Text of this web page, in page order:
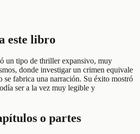
este libro
un tipo de thriller expansivo, muy
donde investigar un crimen equivale
se fabrica una narración. Su éxito mostró
ser a la vez muy legible y
o partes